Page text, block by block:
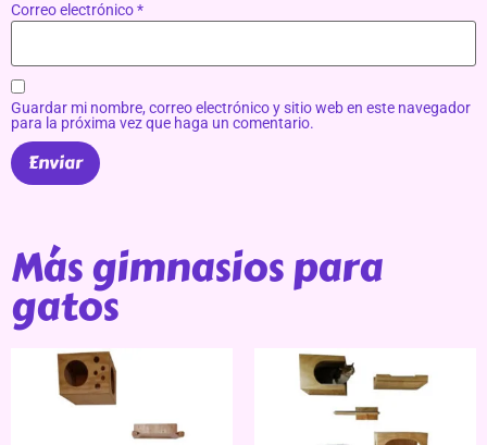
Correo electrónico*
Guardar mi nombre, correo electrónico y sitio web en este navegador
para la próxima vez que haga un comentario.
Más gimnasios para
gatos